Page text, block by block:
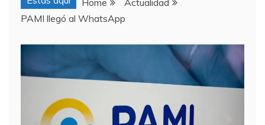
Home
Actualidad
PAMI llegó al WhatsApp